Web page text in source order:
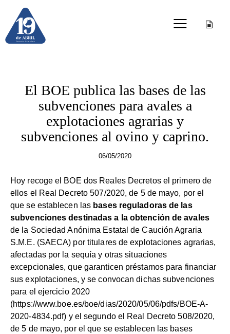
El BOE publica las bases de las
subvenciones para avales a
explotaciones agrarias y
subvenciones al ovino y caprino.
06/05/2020
Hoy recoge el BOE dos Reales Decretos el primero de
ellos el Real Decreto 507/2020, de 5 de mayo, por el
que se establecen las bases reguladoras de las
subvenciones destinadas a la obtención de avales
de la Sociedad Anónima Estatal de Caución Agraria
S.M.E. (SAECA) por titulares de explotaciones agrarias,
afectadas por la sequía y otras situaciones
excepcionales, que garanticen préstamos para financiar
sus explotaciones, y se convocan dichas subvenciones
para el ejercicio 2020
(https://www.boe.es/boe/dias/2020/05/06/pdfs/BOE-A-
2020-4834.pdf) y el segundo el Real Decreto 508/2020,
de 5 de mayo, por el que se establecen las bases